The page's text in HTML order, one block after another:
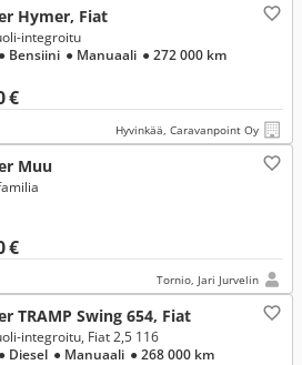
Hymer, Fiat
€
integroitu
● Bensiini ● Manuaali ● 272 000 km
Hyvinkää, Caravanpoint Oy
Muu
€
Tornio, Jari Jurvelin
TRAMP Swing 654, Fiat
integroitu, Fiat 2,5 116
● Diesel ● Manuaali ● 268 000 km